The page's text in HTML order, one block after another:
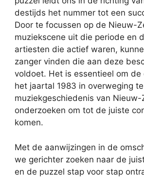
destijds het nummer tot een
Door te focussen op de Nieuw-
muziekscene uit die periode en
artiesten die actief waren,
zanger vinden die aan deze
voldoet. Het is essentieel om de
het jaartal 1983 in overweging
muziekgeschiedenis van
onderzoeken om tot de juiste
komen.
Met de aanwijzingen in de
we gerichter zoeken naar de
en de puzzel stap voor stap